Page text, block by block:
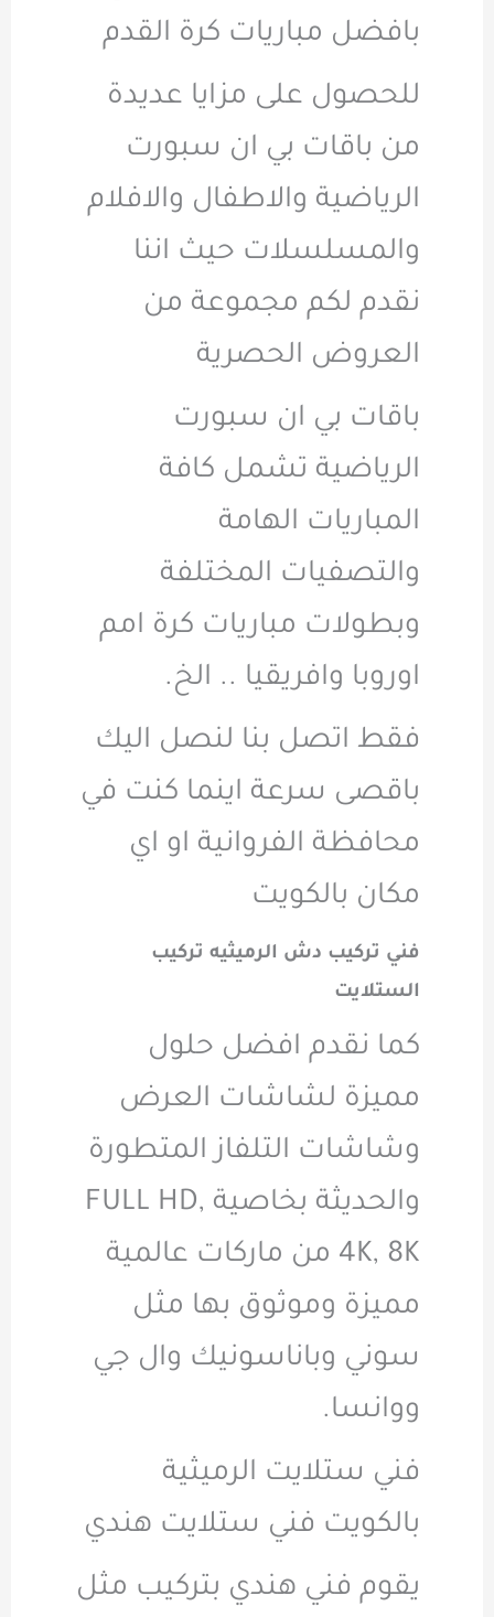
بافضل مباريات كرة القدم
للحصول على مزايا عديدة
من باقات بي ان سبورت
الرياضية والاطفال والافلام
والمسلسلات حيث اننا
نقدم لكم مجموعة من
العروض الحصرية
باقات بي ان سبورت
الرياضية تشمل كافة
المباريات الهامة
والتصفيات المختلفة
وبطولات مباريات كرة امم
اوروبا وافريقيا .. الخ.
فقط اتصل بنا لنصل اليك
باقصى سرعة اينما كنت في
محافظة الفروانية او اي
مكان بالكويت
فني تركيب دش الرميثيه تركيب
الستلايت
كما نقدم افضل حلول
مميزة لشاشات العرض
وشاشات التلفاز المتطورة
والحديثة بخاصية FULL HD,
4K, 8K من ماركات عالمية
مميزة وموثوق بها مثل
سوني وباناسونيك وال جي
ووانسا.
فني ستلايت الرميثية
بالكويت فني ستلايت هندي
يقوم فني هندي بتركيب مثل